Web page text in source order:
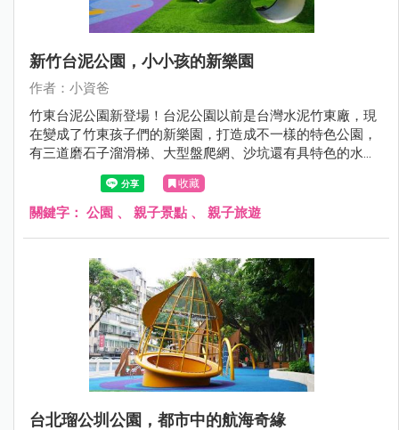
新竹台泥公園，小小孩的新樂園
作者：小資爸
竹東台泥公園新登場！台泥公園以前是台灣水泥竹東廠，現
在變成了竹東孩子們的新樂園，打造成不一樣的特色公園，
有三道磨石子溜滑梯、大型盤爬網、沙坑還有具特色的水管
涵洞上面更全部覆蓋了綠色草皮, 讓孩子們在充滿自然特色的
共融遊戲場中開心玩樂！現在就跟著小資爸一起來看看竹東
台泥公園的遊戲場哪邊好玩！
收藏
關鍵字： 公園 、 親子景點 、 親子旅遊
台北瑠公圳公園，都市中的航海奇緣